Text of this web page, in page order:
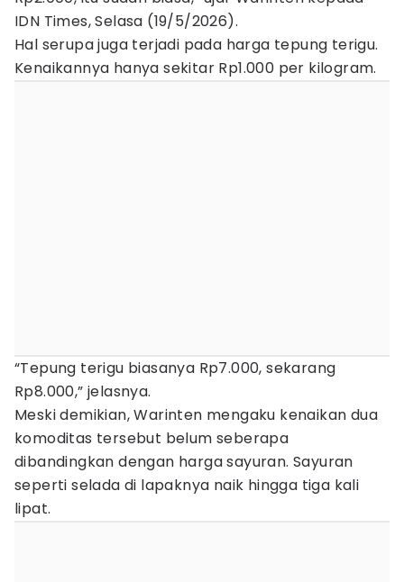
IDN Times, Selasa (19/5/2026).
Hal serupa juga terjadi pada harga tepung terigu.
Kenaikannya hanya sekitar Rp1.000 per kilogram.
“Tepung terigu biasanya Rp7.000, sekarang
Rp8.000,” jelasnya.
Meski demikian, Warinten mengaku kenaikan dua
komoditas tersebut belum seberapa
dibandingkan dengan harga sayuran. Sayuran
seperti selada di lapaknya naik hingga tiga kali
lipat.